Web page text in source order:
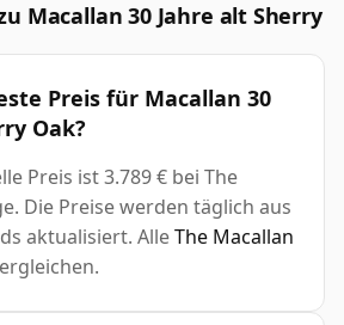
Macallan 30 Jahre alt Sherry
Preis für Macallan 30
Oak?
Preis ist 3.789 € bei The
Die Preise werden täglich aus
aktualisiert. AlleThe Macallan